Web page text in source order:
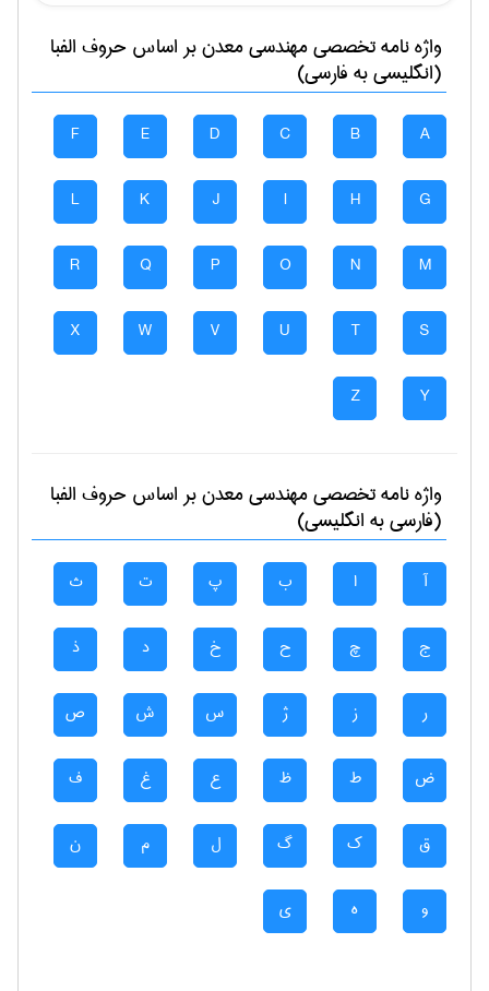
واژه نامه تخصصیمهندسی معدنبر اساس حروف الفبا
(انگلیسی به فارسی)
A
B
C
D
E
F
G
H
I
J
K
L
M
N
O
P
Q
R
S
T
U
V
W
X
Y
Z
واژه نامه تخصصیمهندسی معدنبر اساس حروف الفبا
(فارسی به انگلیسی)
آ ا ب پ ت ث
ج چ ح خ د ذ
ر ز ژ س ش ص
ض ط ظ ع غ ف
ق ک گ ل م ن
و ه ی